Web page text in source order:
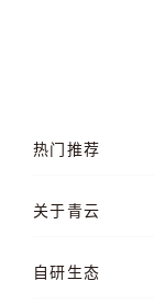
热门推荐
QKE 容器引擎
关于青云
品牌理念
自研生态